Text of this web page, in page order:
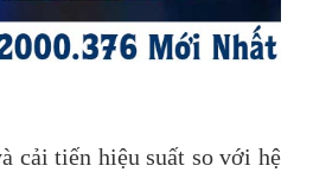
cải tiến hiệu suất so với hệ